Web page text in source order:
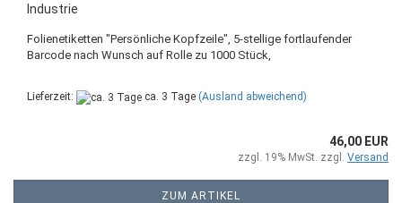
Industrie
Folienetiketten "Persönliche Kopfzeile", 5-stellige fortlaufender
Barcode nach Wunsch auf Rolle zu 1000 Stück,
Lieferzeit: ca. 3 Tage (Ausland abweichend)
46,00 EUR
zzgl. 19% MwSt. zzgl. Versand
ZUM ARTIKEL